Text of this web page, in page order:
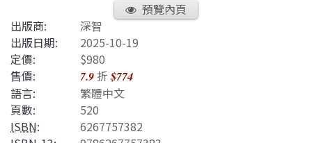
預覽內頁
出版商:
深智
出版日期:
2025-10-19
定價:
$980
售價:
7.9折$774
語言:
繁體中文
頁數:
520
ISBN:
6267757382